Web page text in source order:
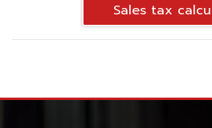
Sales tax